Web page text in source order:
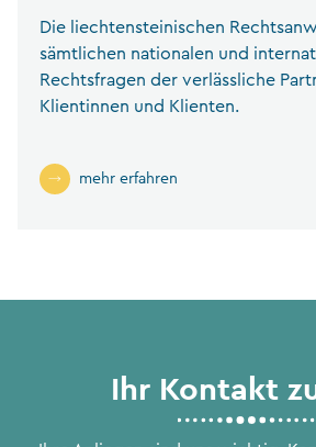
Die liechtensteinischen
sämtlichen nationalen und
Rechtsfragen der verlässliche
Klientinnen und Klienten.
mehr erfahren
Ihr Kontakt